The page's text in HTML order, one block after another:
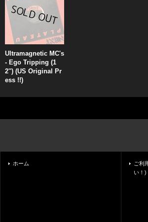
Ultramagnetic MC's
- Ego Tripping (1
2'') (US Original Pr
ess !!)
ホーム
ご利
い！)